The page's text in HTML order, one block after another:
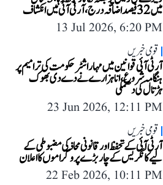
میں 32 فیصد اضافہ درج، آر ٹی آئی میں انکشاف
13 Jul 2026, 6:20 PM
قومی خبریں
آر ٹی آئی قوانین میں مہاراشٹر حکومت کی ترامیم پر
ہنگامہ شروع، انا ہزارے نے دے دی بھوک
ہڑتال کی دھمکی
23 Jun 2026, 12:11 PM
قومی خبریں
آر ٹی آئی کے تحفظ اور قانونی محاذ کی مضبوطی کے
لیے کانگریس کے چار بڑے پروگراموں کا اعلان
22 Feb 2026, 10:11 PM